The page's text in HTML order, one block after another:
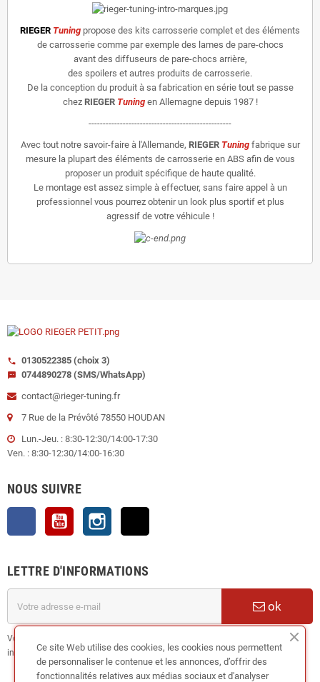
RIEGER Tuning propose des kits carrosserie complet et des éléments
de carrosserie comme par exemple des lames de pare-chocs
avant des diffuseurs de pare-chocs arrière,
des spoilers et autres produits de carrosserie.
De la conception du produit à sa fabrication en série tout se passe
chez RIEGER Tuningen Allemagne depuis 1987 !
--------------------------------------------------
Avec tout notre savoir-faire à l'Allemande, RIEGER Tuning fabrique sur
mesure la plupart des éléments de carrosserie en ABS afin de vous
proposer un produit spécifique de haute qualité.
Le montage est assez simple à effectuer, sans faire appel à un
professionnel vous pourrez obtenir un look plus sportif et plus
agressif de votre véhicule !
call 0130522385 (choix 3)
sms
0744890278 (SMS/WhatsApp)
contact@rieger-tuning.fr
7 Rue de la Prévôté 78550 HOUDAN
Lun.-Jeu. : 8:30-12:30/14:00-17:30
Ven. : 8:30-12:30/14:00-16:30
NOUS SUIVRE
Facebook YouTube
LETTRE D'INFORMATIONS
ok
Vous pouvez vous désinscrire à tout moment. Vous trouverez pour cela nos
informations de contact dans les conditions d'utilisation du site.
Ce site Web utilise des cookies, les cookies nous permettent
de personnaliser le contenue et les annonces, d’offrir des
fonctionnalités relatives aux médias sociaux et d'analyser